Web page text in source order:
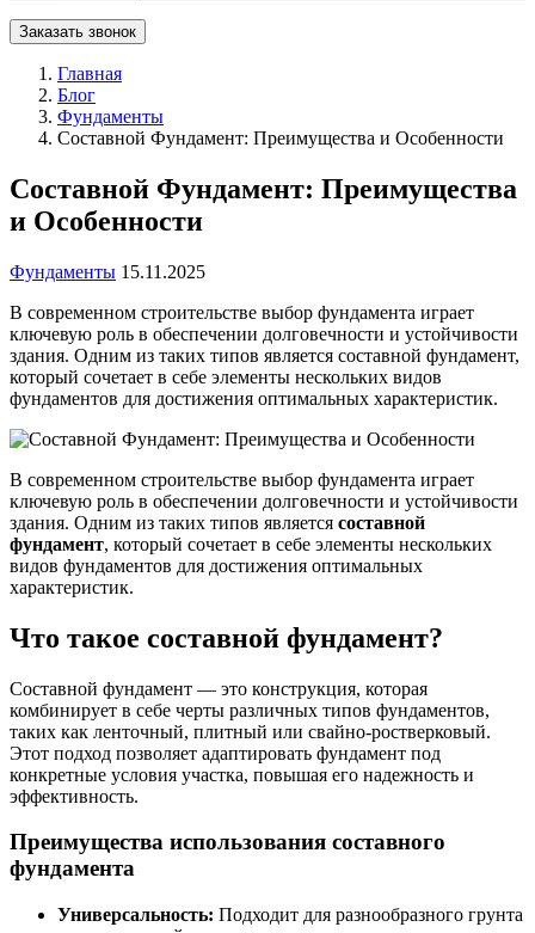
Заказать звонок
Главная
Блог
Фундаменты
Составной Фундамент: Преимущества и Особенности
Составной Фундамент: Преимущества
и Особенности
Фундаменты 15.11.2025
В современном строительстве выбор фундамента играет
ключевую роль в обеспечении долговечности и устойчивости
здания. Одним из таких типов является составной фундамент,
который сочетает в себе элементы нескольких видов
фундаментов для достижения оптимальных характеристик.
В современном строительстве выбор фундамента играет
ключевую роль в обеспечении долговечности и устойчивости
здания. Одним из таких типов является составной
фундамент, который сочетает в себе элементы нескольких
видов фундаментов для достижения оптимальных
характеристик.
Что такое составной фундамент?
Составной фундамент — это конструкция, которая
комбинирует в себе черты различных типов фундаментов,
таких как ленточный, плитный или свайно-ростверковый.
Этот подход позволяет адаптировать фундамент под
конкретные условия участка, повышая его надежность и
эффективность.
Преимущества использования составного
фундамента
Универсальность: Подходит для разнообразного грунта